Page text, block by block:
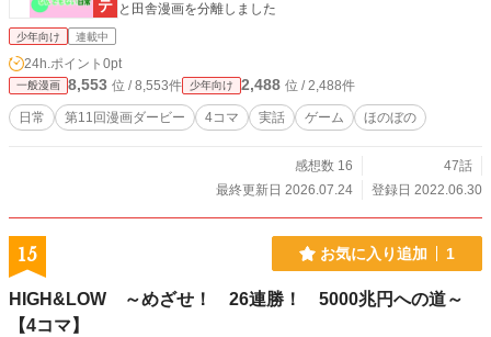
と田舎漫画を分離しました
少年向け 連載中
24h.ポイント 0pt
一般漫画 8,553 位 / 8,553件 少年向け 2,488 位 / 2,488件
日常 第11回漫画ダービー 4コマ 実話 ゲーム ほのぼの
感想数 16
47話
最終更新日 2026.07.24
登録日 2022.06.30
15 お気に入り追加 1
HIGH&LOW ～めざせ！ 26連勝！ 5000兆円への道～
【4コマ】